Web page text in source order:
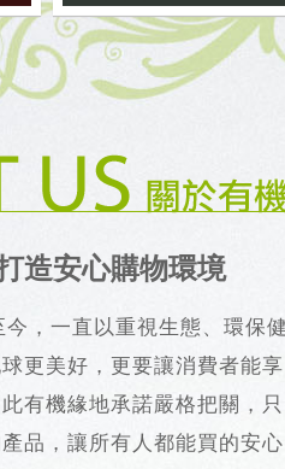
造安心購物環境
，一直以重視生態、環保
更美好，更要讓消費者能享
有機緣地承諾嚴格把關，只
品，讓所有人都能買的安心